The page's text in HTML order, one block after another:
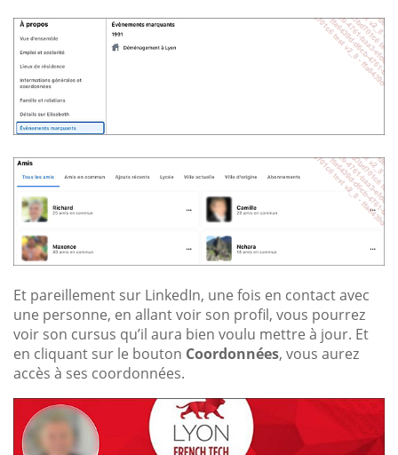
Et pareillement sur LinkedIn, une fois en contact avec
une personne, en allant voir son profil, vous pourrez
voir son cursus qu’il aura bien voulu mettre à jour. Et
en cliquant sur le bouton Coordonnées, vous aurez
accès à ses coordonnées.